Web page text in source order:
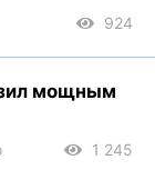
924
мощным
1 245